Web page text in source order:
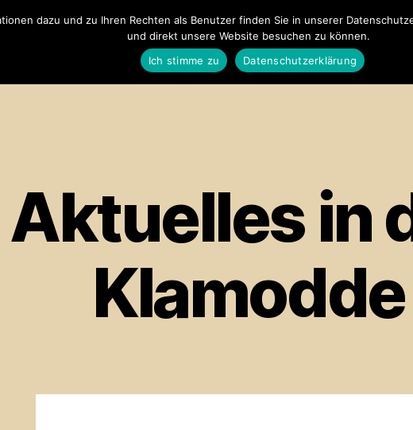
Klamodde Meissen Neue Ware
Aktuelles in
Klamodde
dazu und zu Ihren Rechten als Benutzer finden Sie in unserer
und direkt unsere Website besuchen zu können.
Ich stimme zu
Datenschutzerklärung